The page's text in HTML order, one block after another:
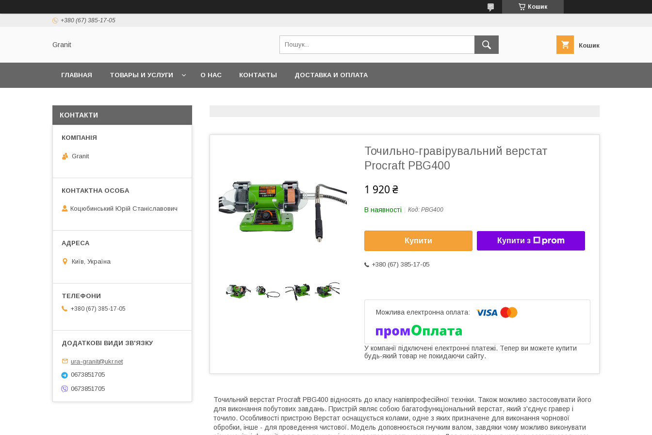
Кошик
+380 (67) 385-17-05
Granit Кошик
ГЛАВНАЯ ТОВАРЫ И УСЛУГИ О НАС КОНТАКТЫ ДОСТАВКА И ОПЛАТА
Точильно-гравірувальний верстат
Procraft PBG400
1 920 ₴
В наявності Код: PBG400
Купити Купити з
+380 (67) 385-17-05
У компанії підключені електронні платежі. Тепер ви можете купити
будь-який товар не покидаючи сайту.
Точильний верстат Procraft PBG400 відносять до класу напівпрофесійної техніки. Також можливо застосовувати його
для виконання побутових завдань. Пристрій являє собою багатофункціональний верстат, який з'єднує гравер і
точило. Особливості пристрою Верстат оснащується колами, одне з яких призначене для виконання чорнової
обробки, інше - для проведення чистової. Модель доповнюється гнучким валом, завдяки чому можливо виконувати
КОНТАКТИ
Granit
Коцюбинський Юрій Станіславович
Київ, Україна
+380 (67) 385-17-05
ura-granit@ukr.net
0673851705
0673851705